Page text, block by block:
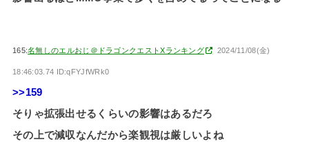
165:名無しのエルおじ＠ドラゴンクエストXランキング 2024/11/08(金)
18:46:03.74 ID:qFYJfWRk0
>>159
そりゃ拡張出せるくらいの影響はあるだろ
その上で減収なんだから楽観視は厳しいよね